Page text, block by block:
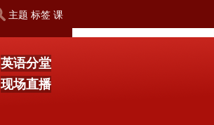
主题 标签 课
英语分堂
现场直播